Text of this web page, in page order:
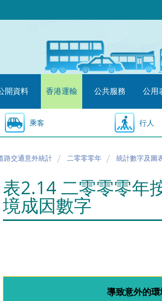
開資料 香港運輸 公共服務 公用
乘客 行人
路交通意外統計 二零零零年 統計數字及圖
表2.14 二零零零年
境成因數字
導致意外的